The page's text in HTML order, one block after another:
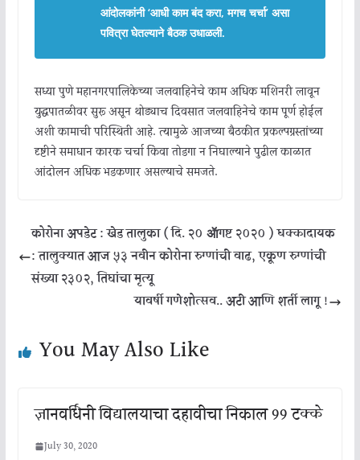
आंदोलकांनी ‘आधी काम बंद करा, मगच चर्चा’ असा
पवित्रा घेतल्याने बैठक उधाळली.
सध्या पुणे महानगरपालिकेच्या जलवाहिनेचे काम अधिक मशिनरी लावून
युद्धपातळीवर सुरू असून थोड्याच दिवसात जलवाहिनेचे काम पूर्ण होईल
अशी कामाची परिस्थिती आहे. त्यामुळे आजच्या बैठकीत प्रकल्पग्रस्तांच्या
दृष्टीने समाधान कारक चर्चा किंवा तोडगा न निघाल्याने पुढील काळात
आंदोलन अधिक भडकणार असल्याचे समजते.
कोरोना अपडेट : खेड तालुका ( दि. २० ॲागष्ट २०२० ) धक्कादायक
: तालुक्यात आज ५३ नवीन कोरोना रुग्णांची वाढ, एकूण रुग्णांची
संख्या २३०२, तिघांचा मृत्यू
यावर्षी गणेशोत्सव.. अटी आणि शर्ती लागू !
You May Also Like
ज्ञानवर्धिनी विद्यालयाचा दहावीचा निकाल 99 टक्के
July 30, 2020